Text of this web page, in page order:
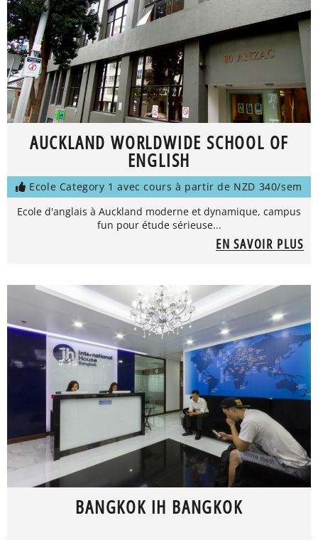
AUCKLAND WORLDWIDE SCHOOL OF
ENGLISH
Ecole Category 1 avec cours à partir de NZD 340/sem
Ecole d'anglais à Auckland moderne et dynamique, campus
fun pour étude sérieuse...
EN SAVOIR PLUS
BANGKOK IH BANGKOK